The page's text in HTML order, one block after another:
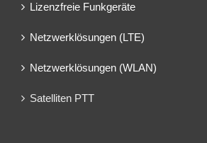
Lizenzfreie Funkgeräte
Netzwerklösungen (LTE)
Netzwerklösungen (WLAN)
Satelliten PTT